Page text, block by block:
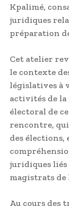
Kpalimé,
juridiques
préparation
Cet atelier
le contexte
législatives à
activités de la
électoral de
rencontre,
des élections,
juridiques liés
magistrats de
Au cours des